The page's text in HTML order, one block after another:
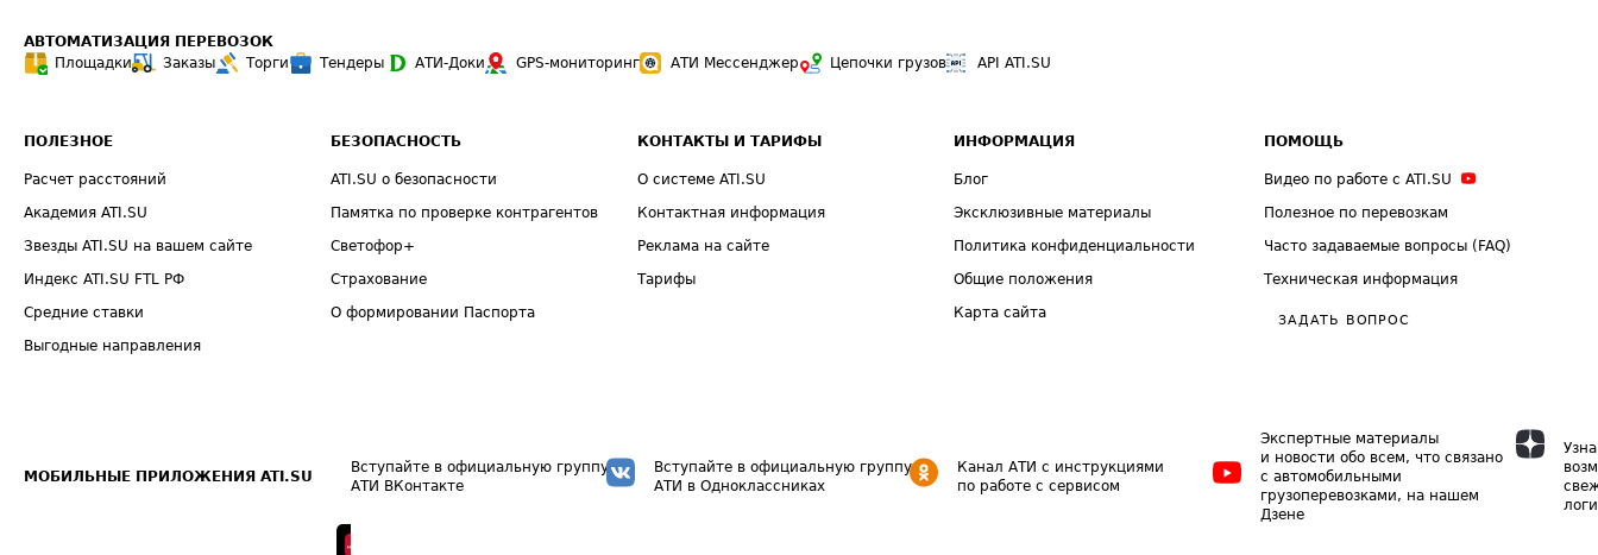
АВТОМАТИЗАЦИЯ ПЕРЕВОЗОК
Площадки
Заказы Торги Тендеры АТИ-Доки GPS-мониторинг АТИ Мессенджер Цепочки грузов API ATI.SU
ПОЛЕЗНОЕ
Расчет расстояний
Академия ATI.SU
Звезды ATI.SU на вашем сайте
Индекс ATI.SU FTL РФ
Средние ставки
Выгодные направления
БЕЗОПАСНОСТЬ
ATI.SU о безопасности
Памятка по проверке контрагентов
Светофор+
Страхование
О формировании Паспорта
КОНТАКТЫ И ТАРИФЫ
О системе ATI.SU
Контактная информация
Реклама на сайте
Тарифы
ИНФОРМАЦИЯ
Блог
Эксклюзивные материалы
Политика конфиденциальности
Общие положения
Карта сайта
ПОМОЩЬ
Видео по работе с ATI.SU
Полезное по перевозкам
Часто задаваемые вопросы (FAQ)
Техническая информация
ЗАДАТЬ ВОПРОС
МОБИЛЬНЫЕ ПРИЛОЖЕНИЯ ATI.SU
Вступайте в официальную группу
АТИ ВКонтакте
Вступайте в официальную группу
АТИ в Одноклассниках
Канал АТИ с инструкциями
по работе с сервисом
Экспертные материалы
и новости обо всем, что связано
с автомобильными
грузоперевозками, на нашем
Дзене